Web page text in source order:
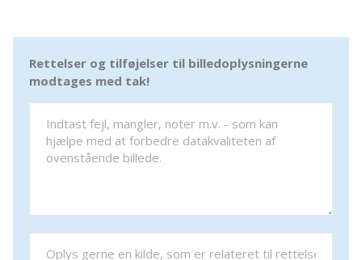
Rettelser og tilføjelser til billedoplysningerne
modtages med tak!